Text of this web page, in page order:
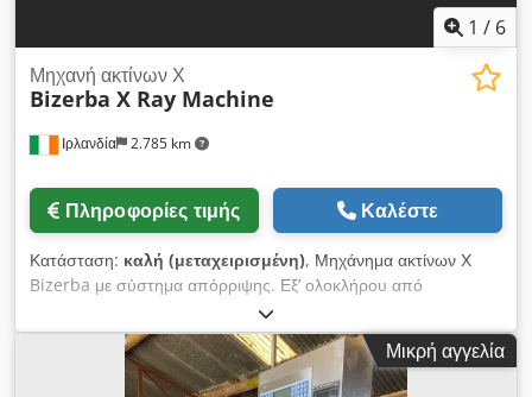
1 / 6
Ιρλανδία 2.785 km
Μηχανή ακτίνων Χ
Bizerba X Ray Machine
Πληροφορίες τιμής Καλέστε
Κατάσταση: καλή (μεταχειρισμένη), Μηχάνημα ακτίνων Χ
Bizerba με σύστημα απόρριψης. Εξ’ ολοκλήρου από
ανοξείδωτο ατσάλι. Διεξαγωγή δοκιμών με πιστοποιημένα
δοκίμια: μη σιδηρούχα, ανοξείδωτος χάλυβας, σιδηρούχα
μέταλλα. Το μηχάνημα διαθέτει προαιρετικά Gamma Monitor
Red Eye G20-10. Σε καθημερινή χρήση. Djdpfxjyivgqj Abkeck
Μικρή αγγελία